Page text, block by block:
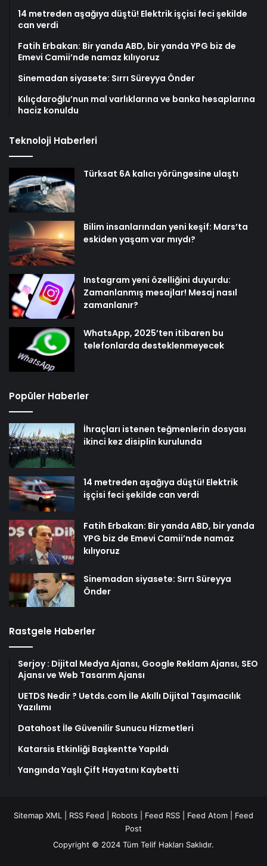
14 metreden aşağıya düştü! Elektrik işçisi feci şekilde
can verdi
Fatih Erbakan: Bir yanda ABD, bir yanda YPG biz de
Emevi Camii’nde namaz kılıyoruz
Sinemadan siyasete: Sırrı Süreyya Önder
Kılıçdaroğlu’nun mal varlıklarına ve banka hesaplarına
haciz konuldu
Teknoloji Haberleri
Türksat 6A kalıcı yörüngesine ulaştı
Bilim insanlarından yeni keşif: Mars’ta
eskiden yaşam var mıydı?
Instagram yeni özelliğini duyurdu:
Zamanlanmış mesajlar! Mesaj nasıl
zamanlanır?
WhatsApp, 2025’ten itibaren bu
telefonlarda desteklenmeyecek
Popüler Haberler
İhraçları istenen teğmenlerin dosyası
ikinci kez disiplin kurulunda
14 metreden aşağıya düştü! Elektrik
işçisi feci şekilde can verdi
Fatih Erbakan: Bir yanda ABD, bir yanda
YPG biz de Emevi Camii’nde namaz
kılıyoruz
Sinemadan siyasete: Sırrı Süreyya
Önder
Rastgele Haberler
Serjoy : Dijital Medya Ajansı, Google Reklam Ajansı, SEO
Ajansı ve Web Tasarım Ajansı
UETDS Nedir ? Uetds.com İle Akıllı Dijital Taşımacılık
Yazılımı
Datahost İle Güvenilir Sunucu Hizmetleri
Katarsis Etkinliği Başkentte Yapıldı
Yangında Yaşlı Çift Hayatını Kaybetti
Sitemap XML RSS Feed Robots Feed RSS Feed Atom
Feed
Post
Copyright © 2024 Tüm Telif Hakları Saklıdır.